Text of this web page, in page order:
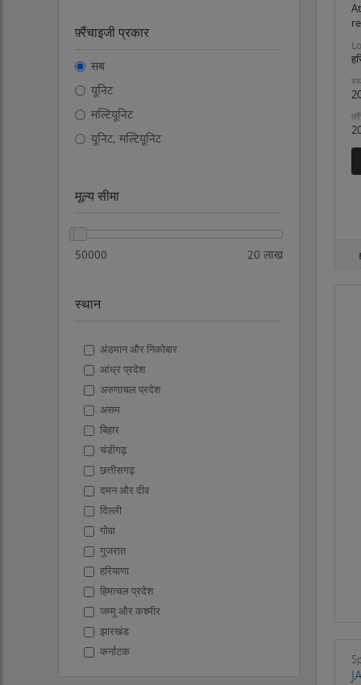
फ़्रैंचाइजी प्रकार
सब
यूनिट
मल्टियूनिट
यूनिट, मल्टियूनिट
मूल्य सीमा
50000 20 लाख
स्थान
अंडमान और निकोबार
आंध्र प्रदेश
अरुणाचल प्रदेश
असम
बिहार
चंडीगढ़
छत्तीसगढ़
दमन और दीव
दिल्ली
गोवा
गुजरात
हरियाणा
हिमाचल प्रदेश
जम्मू और कश्मीर
झारखंड
कर्नाटक